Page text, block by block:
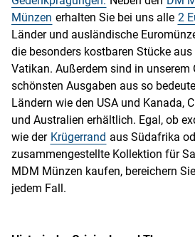
Münzen erhalten Sie bei uns alle 2
Länder und ausländische
die besonders kostbaren Stücke
Vatikan. Außerdem sind in unserem
schönsten Ausgaben aus so
Ländern wie den USA und Kanada,
und Australien erhältlich. Egal, ob
wie der Krügerrand aus Südafrika
zusammengestellte Kollektion für
MDM Münzen kaufen, bereichern
jedem Fall.